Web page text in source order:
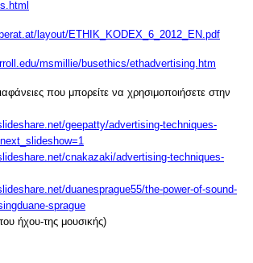
layout/ETHIK_KODEX_6_2012_EN.pdf
msmillie/busethics/ethadvertising.htm
που μπορείτε να χρησιμοποιήσετε στην
geepatty/advertising-techniques-
cnakazaki/advertising-techniques-
duanesprague55/the-power-of-sound-
sprague
ήχου-της μουσικής)